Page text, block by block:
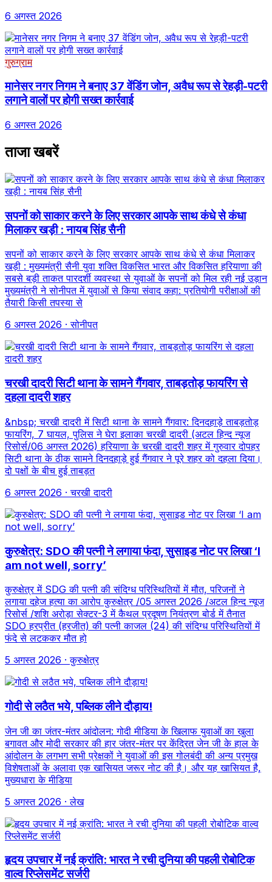
6 अगस्त 2026
गुरुग्राम
मानेसर नगर निगम ने बनाए 37 वेंडिंग जोन, अवैध रूप से रेहड़ी-पटरी
लगाने वालों पर होगी सख्त कार्रवाई
6 अगस्त 2026
ताजा खबरें
सपनों को साकार करने के लिए सरकार आपके साथ कंधे से कंधा
मिलाकर खड़ी : नायब सिंह सैनी
सपनों को साकार करने के लिए सरकार आपके साथ कंधे से कंधा मिलाकर
खड़ी : मुख्यमंत्री सैनी युवा शक्ति विकसित भारत और विकसित हरियाणा की
सबसे बड़ी ताकत पारदर्शी व्यवस्था से युवाओं के सपनों को मिल रही नई उड़ान
मुख्यमंत्री ने सोनीपत में युवाओं से किया संवाद कहा: प्रतियोगी परीक्षाओं की
तैयारी किसी तपस्या से
6 अगस्त 2026 · सोनीपत
चरखी दादरी सिटी थाना के सामने गैंगवार, ताबड़तोड़ फायरिंग से
दहला दादरी शहर
&nbsp; चरखी दादरी में सिटी थाना के सामने गैंगवार: दिनदहाड़े ताबड़तोड़
फायरिंग, 7 घायल, पुलिस ने घेरा इलाका चरखी दादरी (अटल हिन्द न्यूज
रिसोर्स/06 अगस्त 2026) हरियाणा के चरखी दादरी शहर में गुरुवार दोपहर
सिटी थाना के ठीक सामने दिनदहाड़े हुई गैंगवार ने पूरे शहर को दहला दिया।
दो पक्षों के बीच हुई ताबड़त
6 अगस्त 2026 · चरखी दादरी
कुरुक्षेत्र: SDO की पत्नी ने लगाया फंदा, सुसाइड नोट पर लिखा ‘I
am not well, sorry’
कुरुक्षेत्र में SDG की पत्नी की संदिग्ध परिस्थितियों में मौत, परिजनों ने
लगाया दहेज हत्या का आरोप कुरुक्षेत्र /05 अगस्त 2026 /अटल हिन्द न्यूज
रिसोर्स /शशि अरोड़ा सेक्टर-3 में कैथल प्रदूषण नियंत्रण बोर्ड में तैनात
SDO हरप्रीत (हरजीत) की पत्नी काजल (24) की संदिग्ध परिस्थितियों में
फंदे से लटककर मौत हो
5 अगस्त 2026 · कुरुक्षेत्र
गोदी से लठैत भये, पब्लिक लीने दौड़ाय!
जेन जी का जंतर-मंतर आंदोलन: गोदी मीडिया के खिलाफ युवाओं का खुला
बगावत और मोदी सरकार की हार जंतर-मंतर पर केंद्रित जेन जी के हाल के
आंदोलन के लगभग सभी प्रेक्षकों ने युवाओं की इस गोलबंदी की अन्य प्रमुख
विशेषताओं के अलावा एक खासियत जरूर नोट की है। और यह खासियत है,
मुख्यधारा के मीडिया
5 अगस्त 2026 · लेख
हृदय उपचार में नई क्रांति: भारत ने रची दुनिया की पहली रोबोटिक
वाल्व रिप्लेसमेंट सर्जरी